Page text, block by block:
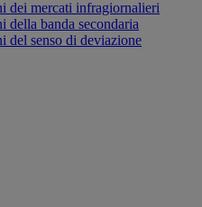
dei mercati infragiornalieri
della banda secondaria
del senso di deviazione